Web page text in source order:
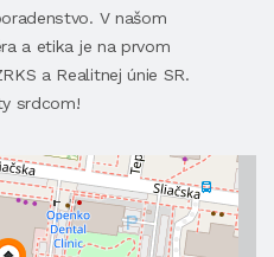
V našom
a etika je na prvom
a Realitnej únie SR.
srdcom!